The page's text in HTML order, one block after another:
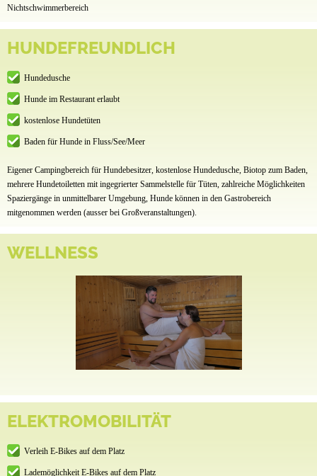
Nichtschwimmerbereich
HUNDEFREUNDLICH
Hundedusche
Hunde im Restaurant erlaubt
kostenlose Hundetüten
Baden für Hunde in Fluss/See/Meer
Eigener Campingbereich für Hundebesitzer, kostenlose Hundedusche, Biotop zum Baden,
mehrere Hundetoiletten mit ingegrierter Sammelstelle für Tüten, zahlreiche Möglichkeiten
Spaziergänge in unmittelbarer Umgebung, Hunde können in den Gastrobereich
mitgenommen werden (ausser bei Großveranstaltungen).
WELLNESS
ELEKTROMOBILITÄT
Verleih E-Bikes auf dem Platz
Lademöglichkeit E-Bikes auf dem Platz